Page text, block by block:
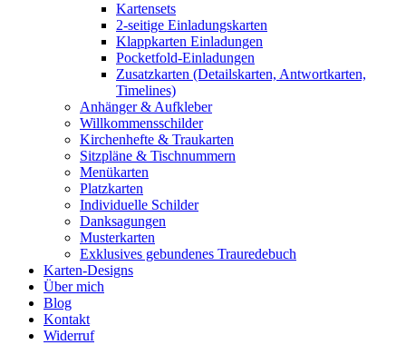
Kartensets
2-seitige Einladungskarten
Klappkarten Einladungen
Pocketfold-Einladungen
Zusatzkarten (Detailskarten, Antwortkarten,
Timelines)
Anhänger & Aufkleber
Willkommensschilder
Kirchenhefte & Traukarten
Sitzpläne & Tischnummern
Menükarten
Platzkarten
Individuelle Schilder
Danksagungen
Musterkarten
Exklusives gebundenes Trauredebuch
Karten-Designs
Über mich
Blog
Kontakt
Widerruf